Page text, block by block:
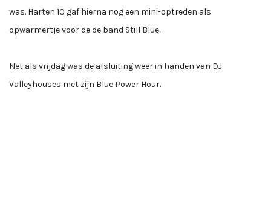
was. Harten 10 gaf hierna nog een mini-optreden als
opwarmertje voor de de band Still Blue.
Net als vrijdag was de afsluiting weer in handen van DJ
Valleyhouses met zijn Blue Power Hour.